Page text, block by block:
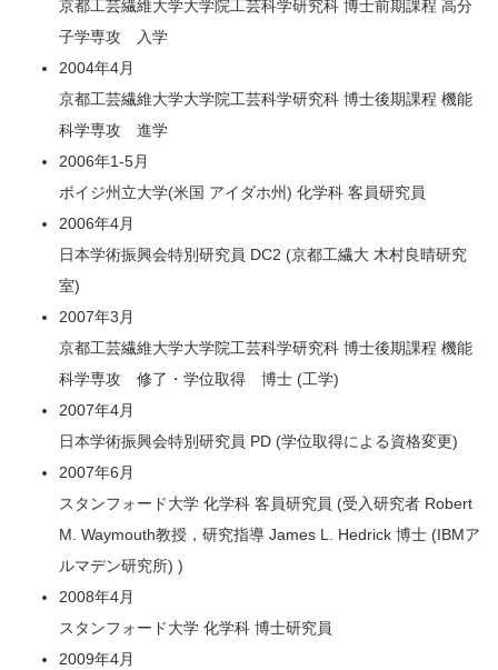
表紙ギャラリー
メンバー
関連リンク
アクセス
京都工芸繊維大学大学院工芸科学研究科 博士前期課程 高分
子学専攻 入学
2004年4月
京都工芸繊維大学大学院工芸科学研究科 博士後期課程 機能
科学専攻 進学
2006年1-5月
ボイジ州立大学(米国 アイダホ州) 化学科 客員研究員
2006年4月
日本学術振興会特別研究員 DC2 (京都工繊大 木村良晴研究
室)
2007年3月
京都工芸繊維大学大学院工芸科学研究科 博士後期課程 機能
科学専攻 修了・学位取得 博士 (工学)
2007年4月
日本学術振興会特別研究員 PD (学位取得による資格変更)
2007年6月
スタンフォード大学 化学科 客員研究員 (受入研究者 Robert
M. Waymouth教授，研究指導 James L. Hedrick 博士 (IBMア
ルマデン研究所) )
2008年4月
スタンフォード大学 化学科 博士研究員
2009年4月